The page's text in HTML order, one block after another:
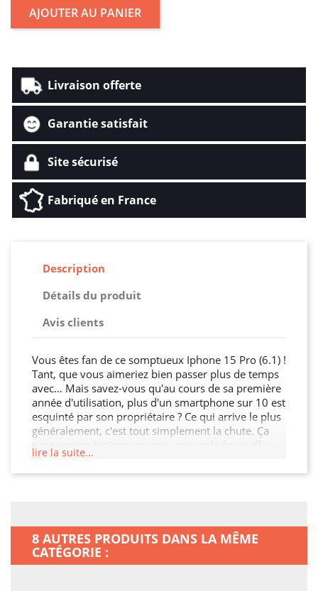
AJOUTER AU PANIER
Livraison offerte
Garantie satisfait
Site sécurisé
Fabriqué en France
Description
Détails du produit
Avis clients
Vous êtes fan de ce somptueux Iphone 15 Pro (6.1) !
Tant, que vous aimeriez bien passer plus de temps
avec… Mais savez-vous qu'au cours de sa première
année d'utilisation, plus d'un smartphone sur 10 est
esquinté par son propriétaire ? Ce qui arrive le plus
généralement, c'est tout simplement la chute. Ça
peut arriver à n'importe qui, une seule fois suffira,
et vous pourrez dire au revoir à votre smartphone.
Bon, ce ne sera pas systématiquement ainsi : bosse,
Mais il n'est pas impossible que votre téléphone
soit bon pour le vide-ordures. Pas besoin de le faire
chuter 100 fois, un seul accident suffit pour que
lire la suite...
8 AUTRES PRODUITS DANS LA MÊME
CATÉGORIE :